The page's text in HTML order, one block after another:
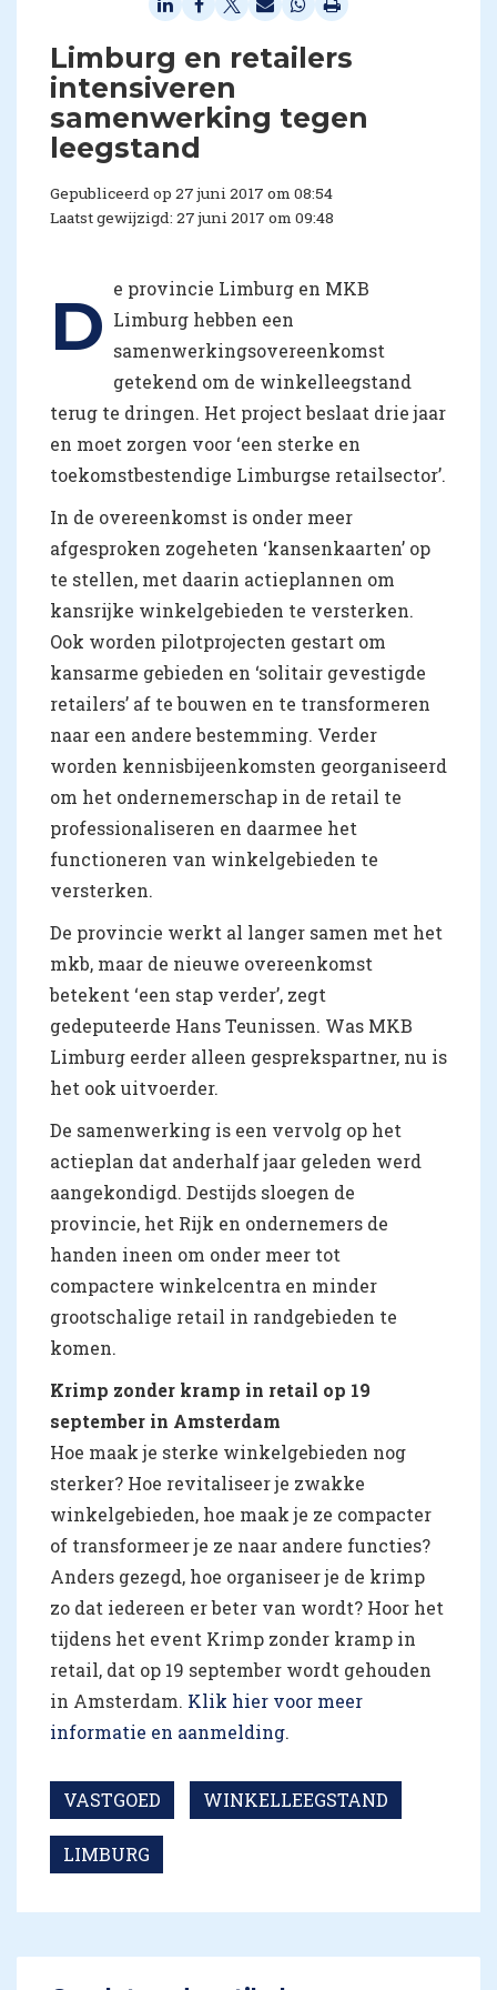
Limburg en retailers
intensiveren
samenwerking tegen
leegstand
Gepubliceerd op 27 juni 2017 om 08:54
Laatst gewijzigd: 27 juni 2017 om 09:48
D e provincie Limburg en MKB
Limburg hebben een
samenwerkingsovereenkomst
getekend om de winkelleegstand
terug te dringen. Het project beslaat drie jaar
en moet zorgen voor ‘een sterke en
toekomstbestendige Limburgse retailsector’.
In de overeenkomst is onder meer
afgesproken zogeheten ‘kansenkaarten’ op
te stellen, met daarin actieplannen om
kansrijke winkelgebieden te versterken.
Ook worden pilotprojecten gestart om
kansarme gebieden en ‘solitair gevestigde
retailers’ af te bouwen en te transformeren
naar een andere bestemming. Verder
worden kennisbijeenkomsten georganiseerd
om het ondernemerschap in de retail te
professionaliseren en daarmee het
functioneren van winkelgebieden te
versterken.
De provincie werkt al langer samen met het
mkb, maar de nieuwe overeenkomst
betekent ‘een stap verder’, zegt
gedeputeerde Hans Teunissen. Was MKB
Limburg eerder alleen gesprekspartner, nu is
het ook uitvoerder.
De samenwerking is een vervolg op het
actieplan dat anderhalf jaar geleden werd
aangekondigd. Destijds sloegen de
provincie, het Rijk en ondernemers de
handen ineen om onder meer tot
compactere winkelcentra en minder
grootschalige retail in randgebieden te
komen.
Krimp zonder kramp in retail op 19
september in Amsterdam
Hoe maak je sterke winkelgebieden nog
sterker? Hoe revitaliseer je zwakke
winkelgebieden, hoe maak je ze compacter
of transformeer je ze naar andere functies?
Anders gezegd, hoe organiseer je de krimp
zo dat iedereen er beter van wordt? Hoor het
tijdens het event Krimp zonder kramp in
retail, dat op 19 september wordt gehouden
in Amsterdam. Klik hier voor meer
informatie en aanmelding.
VASTGOED WINKELLEEGSTAND
LIMBURG